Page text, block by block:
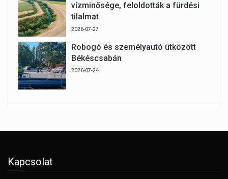
vízminősége, feloldották a fürdési
tilalmat
2026-07-27
Robogó és személyautó ütközött
Békéscsabán
2026-07-24
Kapcsolat